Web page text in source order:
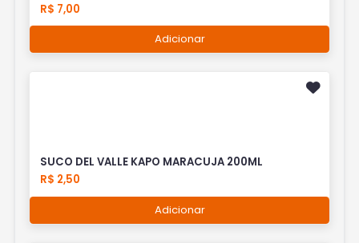
R$ 7,00
Adicionar
SUCO DEL VALLE KAPO MARACUJA 200ML
R$ 2,50
Adicionar